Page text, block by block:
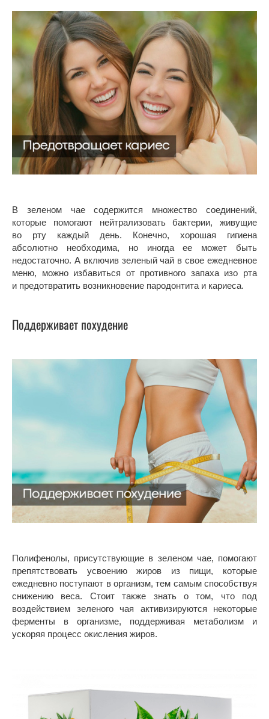
В зеленом чае содержится множество соединений,
которые помогают нейтрализовать бактерии, живущие
во рту каждый день. Конечно, хорошая гигиена
абсолютно необходима, но иногда ее может быть
недостаточно. А включив зеленый чай в свое ежедневное
меню, можно избавиться от противного запаха изо рта
и предотвратить возникновение пародонтита и кариеса.
Поддерживает похудение
Полифенолы, присутствующие в зеленом чае, помогают
препятствовать усвоению жиров из пищи, которые
ежедневно поступают в организм, тем самым способствуя
снижению веса. Стоит также знать о том, что под
воздействием зеленого чая активизируются некоторые
ферменты в организме, поддерживая метаболизм и
ускоряя процесс окисления жиров.